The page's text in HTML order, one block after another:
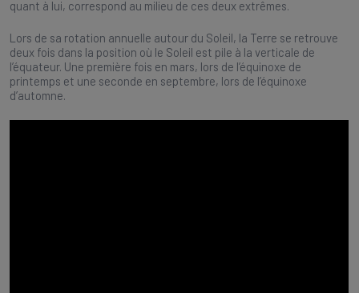
quant à lui, correspond au milieu de ces deux extrêmes.
Lors de sa rotation annuelle autour du Soleil, la Terre se retrouve
deux fois dans la position où le Soleil est pile à la verticale de
l’équateur. Une première fois en mars, lors de l’équinoxe de
printemps et une seconde en septembre, lors de l’équinoxe
d’automne.